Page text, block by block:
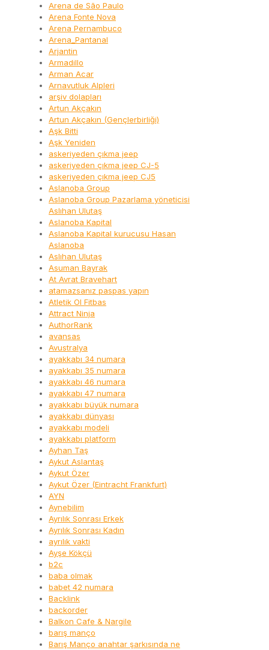
Arena de São Paulo
Arena Fonte Nova
Arena Pernambuco
Arena_Pantanal
Arjantin
Armadillo
Arman Acar
Arnavutluk Alpleri
arşiv dolapları
Artun Akçakın
Artun Akçakın (Gençlerbirliği)
Aşk Bitti
Aşk Yeniden
askeriyeden çıkma jeep
askeriyeden çıkma jeep CJ-5
askeriyeden çıkma jeep CJ5
Aslanoba Group
Aslanoba Group Pazarlama yöneticisi
Aslıhan Ulutaş
Aslanoba Kapital
Aslanoba Kapital kurucusu Hasan
Aslanoba
Aslıhan Ulutaş
Asuman Bayrak
At Avrat Bravehart
atamazsanız paspas yapın
Atletik Ol Fitbas
Attract Ninja
AuthorRank
avansas
Avustralya
ayakkabı 34 numara
ayakkabı 35 numara
ayakkabı 46 numara
ayakkabı 47 numara
ayakkabı büyük numara
ayakkabı dünyası
ayakkabı modeli
ayakkabı platform
Ayhan Taş
Aykut Aslantaş
Aykut Özer
Aykut Özer (Eintracht Frankfurt)
AYN
Aynebilim
Ayrılık Sonrası Erkek
Ayrılık Sonrası Kadın
ayrılık vakti
Ayşe Kökçü
b2c
baba olmak
babet 42 numara
Backlink
backorder
Balkon Cafe & Nargile
barış manço
Barış Manço anahtar şarkısında ne